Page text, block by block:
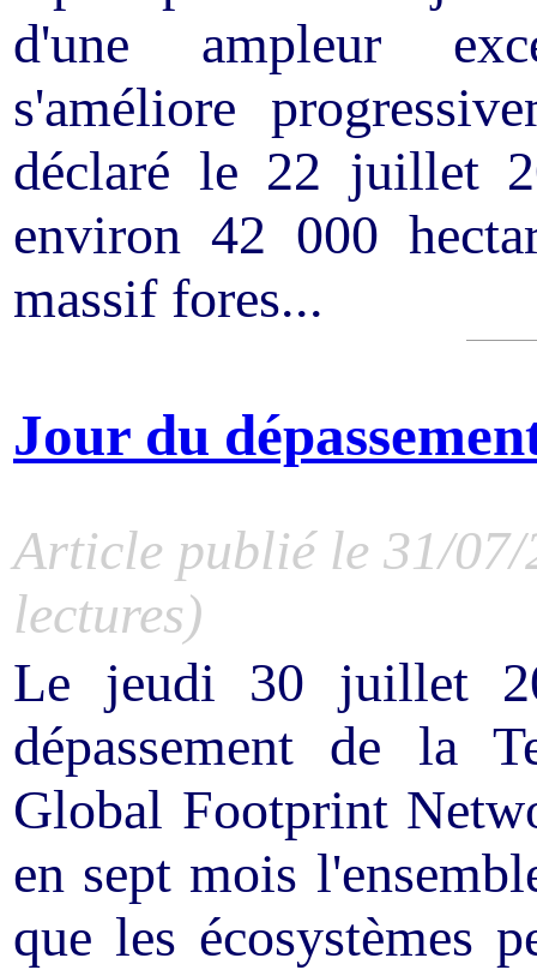
d'une ampleur
s'améliore
déclaré le 22 juillet
environ 42 000
massif fores...
Jour du
Article publié le 31/
lectures)
Le jeudi 30 juillet
dépassement de la
Global Footprint
en sept mois
que les écosystèmes